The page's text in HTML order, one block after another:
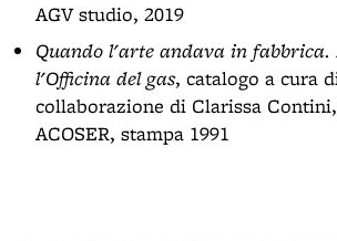
AGV studio, 2019
Quando l'arte andava in
l'Officina del gas, catalogo a cura
collaborazione di Clarissa
ACOSER, stampa 1991